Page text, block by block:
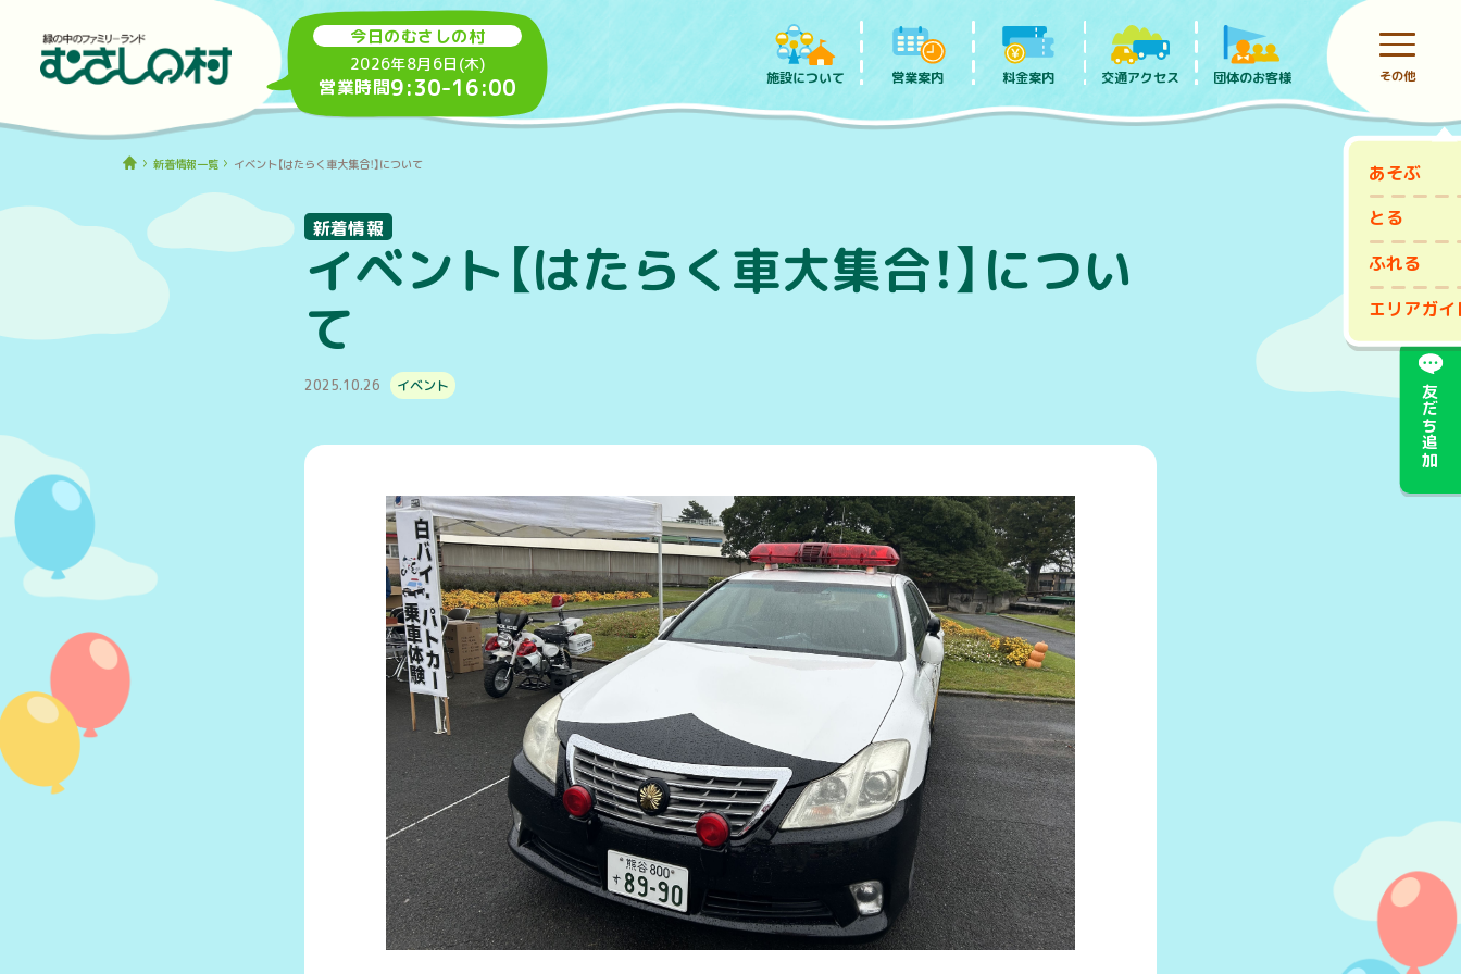
今日のむさしの村
2026年8月6日(木)
営業時間9:30-16:00 施設について
あそぶ
とる
ふれる
エリアガイ
営業案内 料金案内 交通アクセス 団体のお客様 その他
前売りチケット
友だち追加
新着情報一覧 イベント【はたらく車大集合！】について
イベント【はたらく車大集合！】につい
て
新着情報
2025.10.26 イベント